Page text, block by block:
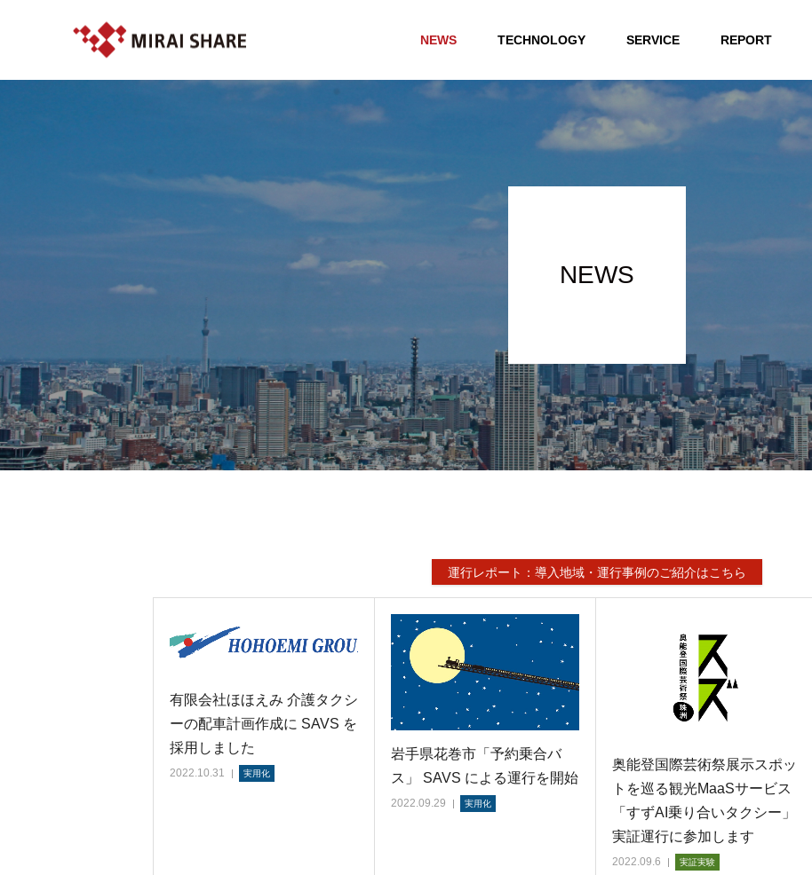
NEWS TECHNOLOGY SERVICE REPORT
NEWS
運行レポート：導入地域・運行事例のご紹介はこちら
有限会社ほほえみ 介護タクシ
ーの配車計画作成に SAVS を
採用しました
2022.10.31 実用化
岩手県花巻市「予約乗合バ
ス」 SAVS による運行を開始
2022.09.29 実用化
奥能登国際芸術祭展示スポッ
トを巡る観光MaaSサービス
「すずAI乗り合いタクシー」
実証運行に参加します
2022.09.6 実証実験